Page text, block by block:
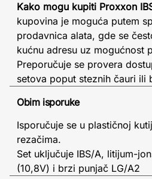
Kako mogu kupiti Proxxon
kupovina je moguća putem
prodavnica alata, gde se
kućnu adresu uz mogućnost
Preporučuje se provera
setova poput steznih čauri ili
Obim isporuke
Isporučuje se u plastičnoj
rezačima.
Set uključuje IBS/A, litijum-
(10,8V) i brzi punjač LG/A2